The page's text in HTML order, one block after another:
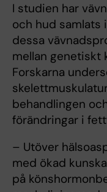
I studien har
och hud samlats
dessa
mellan genetiskt
Forskarna
behandlingen
förändringar i
– Utöver
med ökad
på